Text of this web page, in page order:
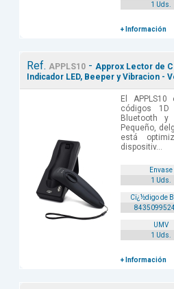
1 Uds.
+ Información
Ref. APPLS10 - Approx Lector de
Indicador LED, Beeper y Vibracion -
El
códigos
Bluetooth
Pequeño,
está
dispositiv...
Envase
1 Uds.
Cï¿½digo de
UMV
1 Uds.
+ Información